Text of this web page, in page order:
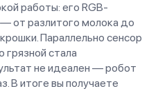
работы: его RGB-
от разлитого молока до
Параллельно сенсор
грязной стала
не идеален — робот
В итоге вы получаете